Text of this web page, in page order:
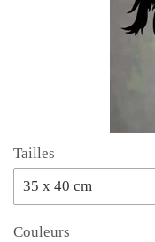
Tailles
Couleurs